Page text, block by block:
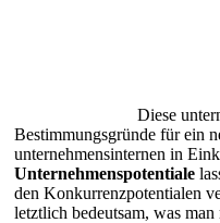
Diese
Bestimmungsgründe für ein
unternehmensinternen in
Unternehmenspotentiale
den Konkurrenzpotentialen
letztlich bedeutsam, was